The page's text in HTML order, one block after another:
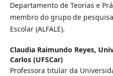
Departamento de Teorias e
membro do grupo de
Escolar (ALFALE).
Claudia Raimundo Reyes,
Carlos (UFSCar)
Professora titular da